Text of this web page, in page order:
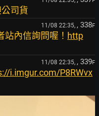
司貨
11/08 22:35, , 338F
內信詢問喔！ http
11/08 22:35, , 339F
i.imgur.com/P8RWvx